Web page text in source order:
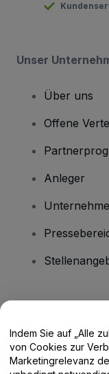
Unser
Über uns
Offene
Anleger
Hilfe-
Indem Sie auf „Alle
von Cookies zur
Marketingrelevanz der Website zu.